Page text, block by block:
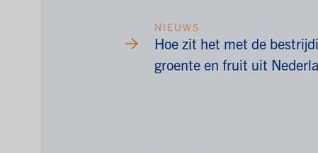
NIEUWS
Hoe zit het met de
groente en fruit uit